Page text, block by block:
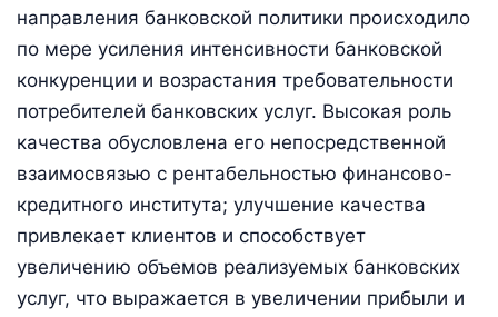
направления банковской политики происходило
по мере усиления интенсивности банковской
конкуренции и возрастания требовательности
потребителей банковских услуг. Высокая роль
качества обусловлена его непосредственной
взаимосвязью с рентабельностью финансово-
кредитного института; улучшение качества
привлекает клиентов и способствует
увеличению объемов реализуемых банковских
услуг, что выражается в увеличении прибыли и